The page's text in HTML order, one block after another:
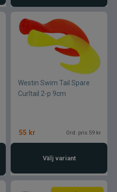
Westin Swim Tail Spare
Curltail 2-p 9cm
55 kr Ord. pris 59 kr
Välj variant